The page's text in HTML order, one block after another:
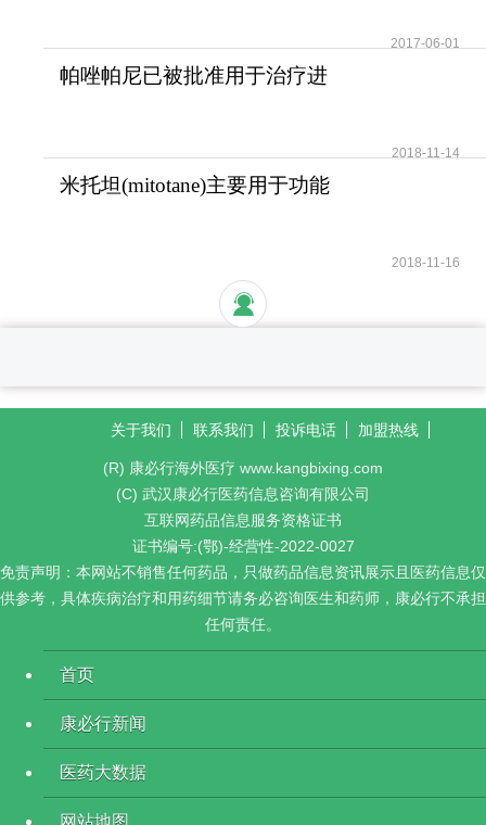
2017-06-01
帕唑帕尼已被批准用于治疗进
2018-11-14
米托坦(mitotane)主要用于功能
2018-11-16
关于我们 联系我们 投诉电话 加盟热线
(R) 康必行海外医疗 www.kangbixing.com
(C) 武汉康必行医药信息咨询有限公司
互联网药品信息服务资格证书
证书编号:(鄂)-经营性-2022-0027
免责声明：本网站不销售任何药品，只做药品信息资讯展示且医药信息仅
供参考，具体疾病治疗和用药细节请务必咨询医生和药师，康必行不承担
任何责任。
首页
康必行新闻
医药大数据
网站地图